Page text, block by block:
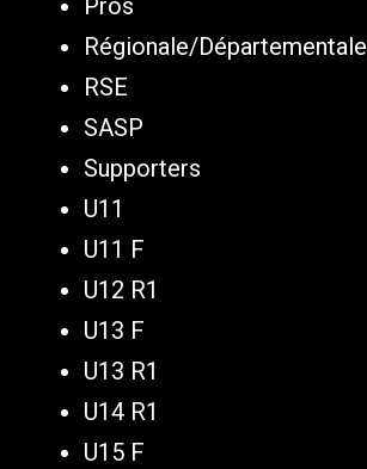
Pros
Régionale/Départementale
RSE
SASP
Supporters
U11
U11 F
U12 R1
U13 F
U13 R1
U14 R1
U15 F